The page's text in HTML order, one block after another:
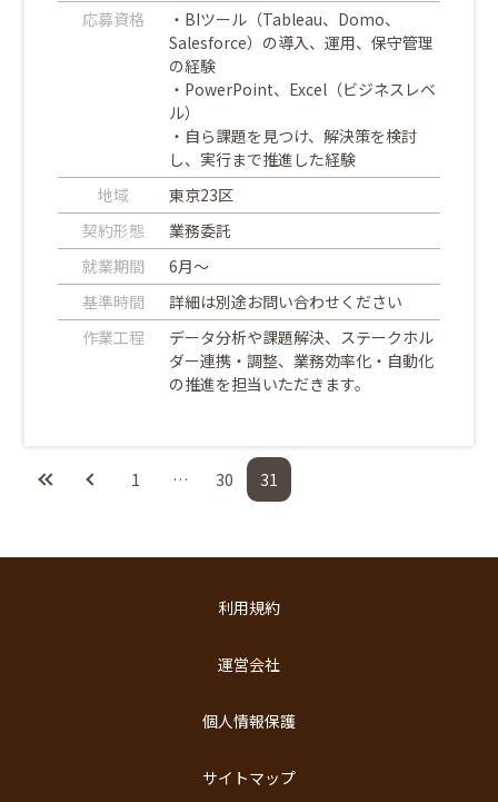
応募資格
・BIツール（Tableau、Domo、
Salesforce）の導入、運用、保守管理
の経験
・PowerPoint、Excel（ビジネスレベ
ル）
・自ら課題を見つけ、解決策を検討
し、実行まで推進した経験
地域
東京23区
契約形態
業務委託
就業期間
6月～
基準時間
詳細は別途お問い合わせください
作業工程
データ分析や課題解決、ステークホル
ダー連携・調整、業務効率化・自動化
の推進を担当いただきます。
1 … 30 31
利用規約
運営会社
個人情報保護
サイトマップ